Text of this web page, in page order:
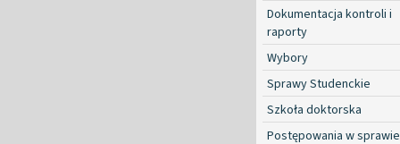
Dokumentacja kontroli i
raporty
Wybory
Sprawy Studenckie
Szkoła doktorska
Postępowania w sprawie